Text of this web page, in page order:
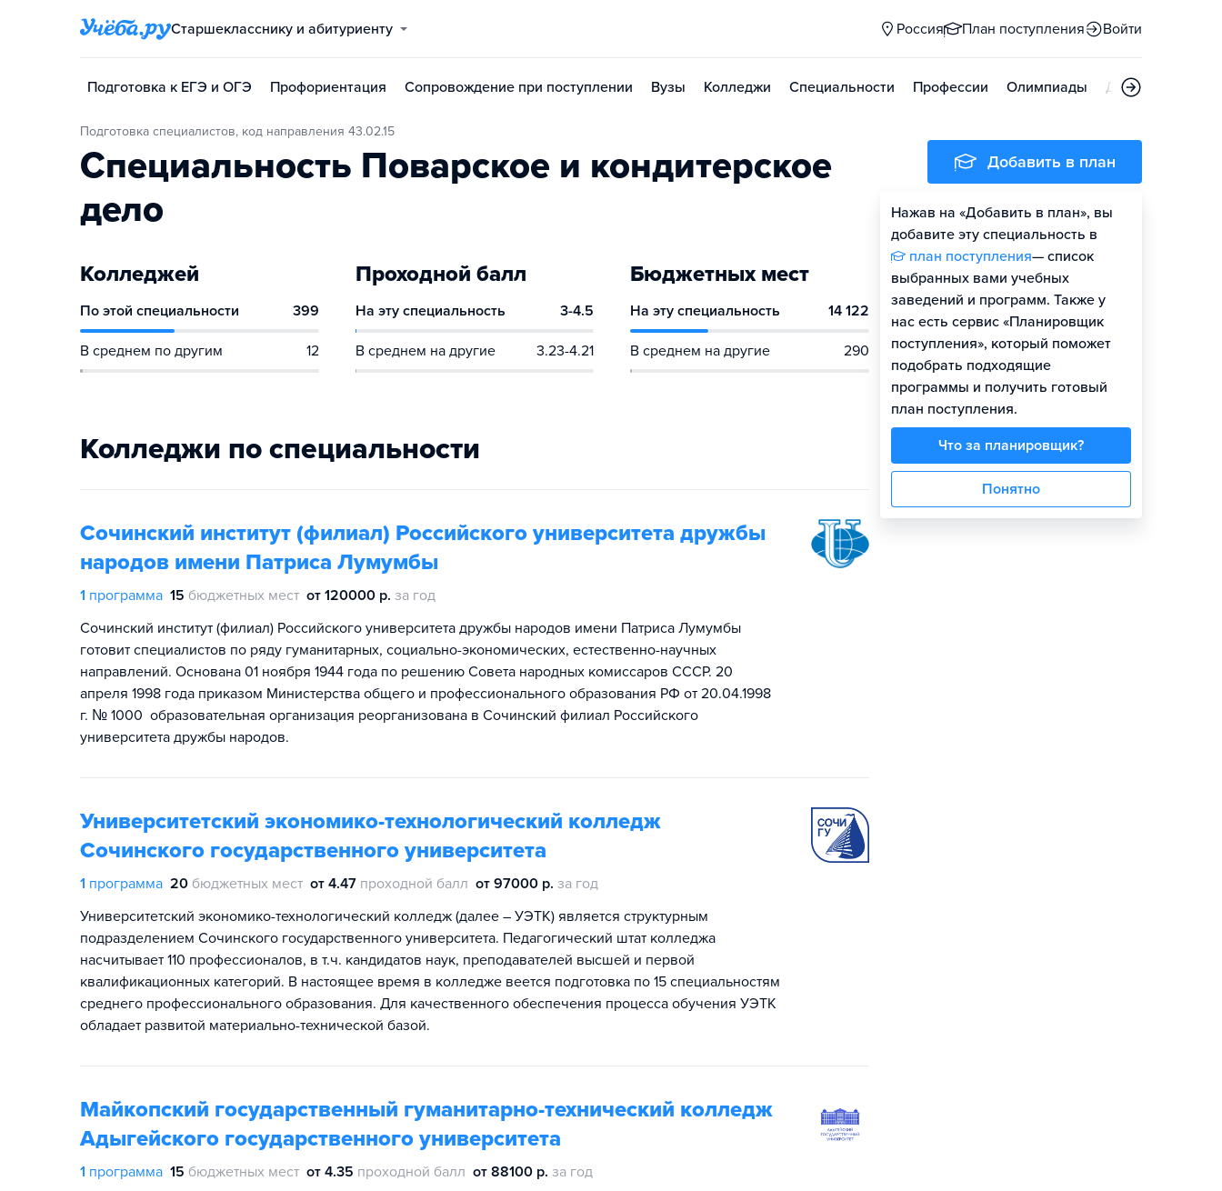
Старшекласснику и абитуриенту Россия План поступления Войти
Подготовка к ЕГЭ и ОГЭ Профориентация Сопровождение при поступлении Вузы Колледжи Специальности Профессии Олимпиады Дни открытых
Подготовка специалистов, код направления 43.02.15
Специальность Поварское и кондитерское
дело
Колледжей
По этой специальности 399
В среднем по другим 12
Проходной балл
На эту специальность 3-4.5
В среднем на другие 3.23-4.21
Бюджетных мест
На эту специальность 14 122
В среднем на другие 290
Колледжи по специальности
Сочинский институт (филиал) Российского университета дружбы
народов имени Патриса Лумумбы
1 программа 15 бюджетных мест от 120000 р. за год
Сочинский институт (филиал) Российского университета дружбы народов имени Патриса Лумумбы
готовит специалистов по ряду гуманитарных, социально-экономических, естественно-научных
направлений. Основана 01 ноября 1944 года по решению Совета народных комиссаров СССР. 20
апреля 1998 года приказом Министерства общего и профессионального образования РФ от 20.04.1998
г. № 1000 образовательная организация реорганизована в Сочинский филиал Российского
университета дружбы народов.
Университетский экономико-технологический колледж
Сочинского государственного университета
1 программа 20 бюджетных мест от 4.47 проходной балл от 97000 р. за год
Университетский экономико-технологический колледж (далее – УЭТК) является структурным
подразделением Сочинского государственного университета. Педагогический штат колледжа
насчитывает 110 профессионалов, в т.ч. кандидатов наук, преподавателей высшей и первой
квалификационных категорий. В настоящее время в колледже веется подготовка по 15 специальностям
среднего профессионального образования. Для качественного обеспечения процесса обучения УЭТК
обладает развитой материально-технической базой.
Майкопский государственный гуманитарно-технический колледж
Адыгейского государственного университета
1 программа 15 бюджетных мест от 4.35 проходной балл от 88100 р. за год
Добавить в план
Нажав на «Добавить в план», вы
добавите эту специальность в
план поступления— список
выбранных вами учебных
заведений и программ. Также у
нас есть сервис «Планировщик
поступления», который поможет
подобрать подходящие
программы и получить готовый
план поступления.
Что за планировщик?
Понятно